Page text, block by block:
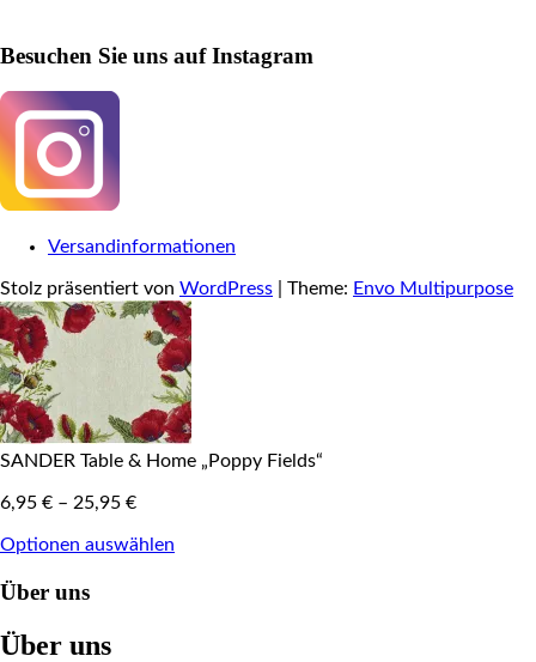
Besuchen Sie uns auf Instagram
Versandinformationen
Stolz präsentiert von WordPress Theme: Envo Multipurpose
SANDER Table & Home „Poppy Fields“
6,95 € – 25,95 €
Optionen auswählen
Über uns
Über uns